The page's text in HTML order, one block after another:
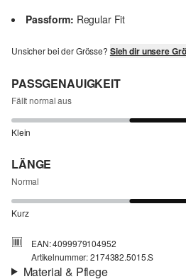
Passform: Regular Fit
Unsicher bei der Grösse? Sieh dir unsere
PASSGENAUIGKEIT
Fällt normal aus
Klein
LÄNGE
Normal
Kurz
EAN: 4099979104952
Artikelnummer: 2174382.5015.S
Material & Pflege